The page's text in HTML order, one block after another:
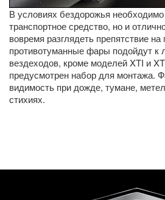
В условиях бездорожья
транспортное средство, но и
вовремя разглядеть препятствие
противотуманные фары подойдут
вездеходов, кроме моделей XTI и
предусмотрен набор для монтажа.
видимость при дожде, тумане,
стихиях.